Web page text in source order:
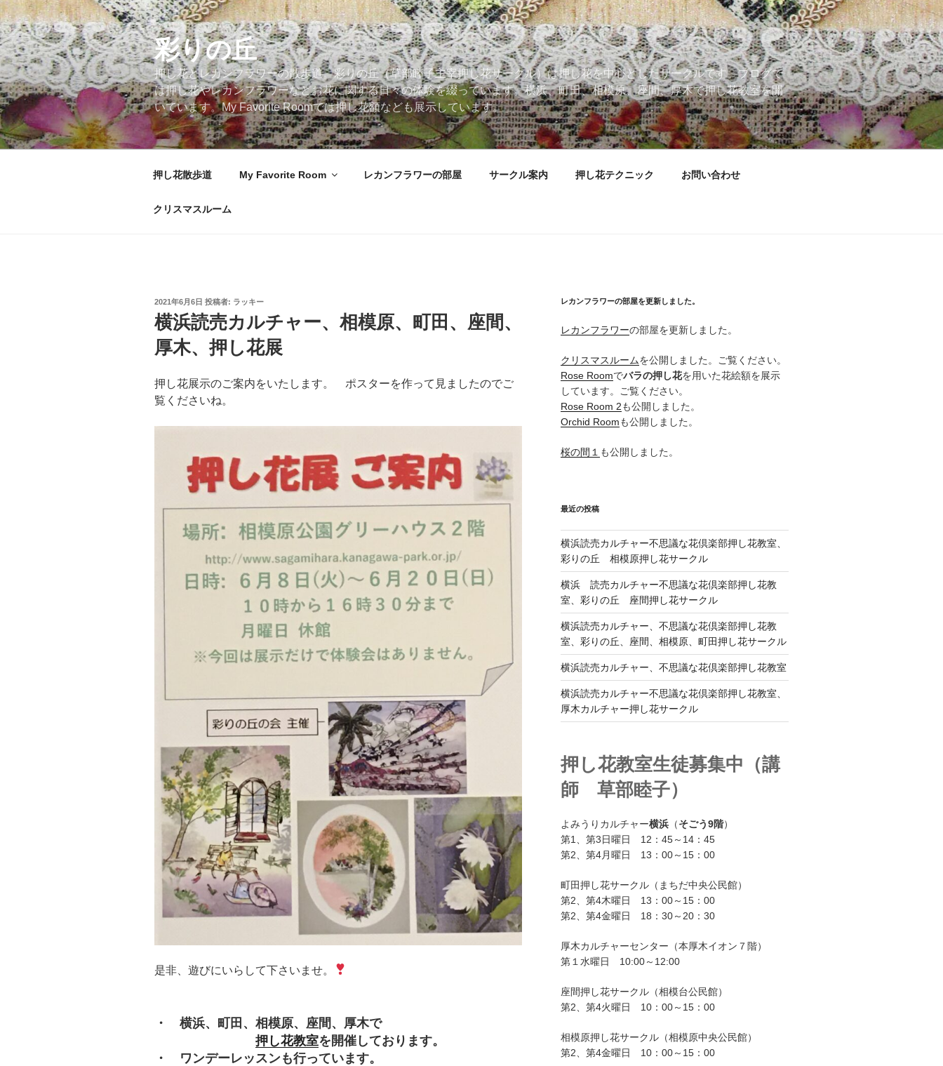
コ
ン
テ
ン
ツ
へ
ス
キ
ッ
彩りの丘
押し花とレカンフラワーの散歩道。彩りの丘（草部睦子主宰押し花サークル）は押し花を中心としたサークルです。ブログで
は押し花やレカンフラワーなどお花に関する日々の体験を綴っています。横浜、町田、相模原、座間、厚木で押し花教室を開
いています。My Favorite Roomでは押し花額なども展示しています。
押し花散歩道 My Favorite Room レカンフラワーの部屋 サークル案内 押し花テクニック お問い合わせ
クリスマスルーム
投
稿
日:
2021年6月6日 投稿者: ラッキー
横浜読売カルチャー、相模原、町田、座間、
厚木、押し花展
押し花展示のご案内をいたします。 ポスターを作って見ましたのでご
覧くださいね。
是非、遊びにいらして下さいませ。
・ 横浜、町田、相模原、座間、厚木で
押し花教室を開催しております。
・ ワンデーレッスンも行っています。
レカンフラワーの部屋を更新しました。
レカンフラワーの部屋を更新しました。
クリスマスルームを公開しました。ご覧ください。
Rose Roomでバラの押し花を用いた花絵額を展示
しています。ご覧ください。
Rose Room 2も公開しました。
Orchid Roomも公開しました。
桜の間１ も公開しました。
最近の投稿
横浜読売カルチャー不思議な花倶楽部押し花教室、
彩りの丘 相模原押し花サークル
横浜 読売カルチャー不思議な花倶楽部押し花教
室、彩りの丘 座間押し花サークル
横浜読売カルチャー、不思議な花倶楽部押し花教
室、彩りの丘、座間、相模原、町田押し花サークル
横浜読売カルチャー、不思議な花倶楽部押し花教室
横浜読売カルチャー不思議な花倶楽部押し花教室、
厚木カルチャー押し花サークル
押し花教室生徒募集中（講
師 草部睦子）
よみうりカルチャー横浜（そごう9階）
第1、第3日曜日 12：45～14：45
第2、第4月曜日 13：00～15：00
町田押し花サークル（まちだ中央公民館）
第2、第4木曜日 13：00～15：00
第2、第4金曜日 18：30～20：30
厚木カルチャーセンター（本厚木イオン７階）
第１水曜日 10:00～12:00
座間押し花サークル（相模台公民館）
第2、第4火曜日 10：00～15：00
相模原押し花サークル（相模原中央公民館）
第2、第4金曜日 10：00～15：00